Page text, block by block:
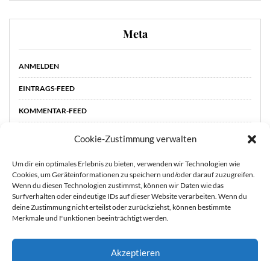
Cookie-Zustimmung verwalten
Um dir ein optimales Erlebnis zu bieten, verwenden wir Technologien wie
Cookies, um Geräteinformationen zu speichern und/oder darauf zuzugreifen.
Wenn du diesen Technologien zustimmst, können wir Daten wie das
Surfverhalten oder eindeutige IDs auf dieser Website verarbeiten. Wenn du
deine Zustimmung nicht erteilst oder zurückziehst, können bestimmte
Merkmale und Funktionen beeinträchtigt werden.
Akzeptieren
Meta
ANMELDEN
EINTRAGS-FEED
KOMMENTAR-FEED